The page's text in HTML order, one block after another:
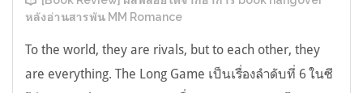
หลังอ่านสารพัน MM Romance
To the world, they are rivals, but to each other, they
are everything. The Long Game เป็นเรื่องลำดับที่ 6 ในซี